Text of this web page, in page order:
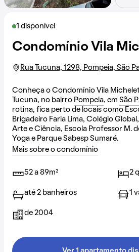
1 disponível
Condomínio Vila
Rua Tucuna, 1298, Pompeia, São
Conheça o Condomínio Vila
Tucuna, no bairro Pompeia, em São
rotina, fica perto de locais como
Brigadeiro Faria Lima, Colégio
Arte e Ciência, Escola Professor M.
Yoga e Parque Sabesp Sumaré.
Mais sobre o condomínio
52 a 89m² 2
até 2 banheiros 1
de 2004